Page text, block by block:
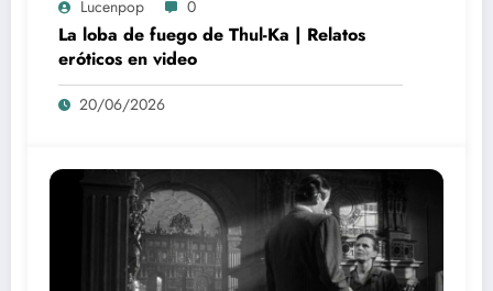
Lucenpop 0
La loba de fuego de Thul-Ka | Relatos
eróticos en video
20/06/2026